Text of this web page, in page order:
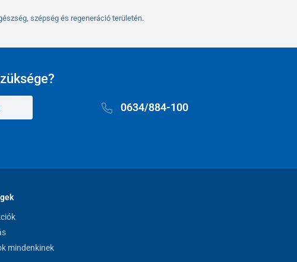
szépség és regeneráció területén.
0634/884-100
mindenkinek